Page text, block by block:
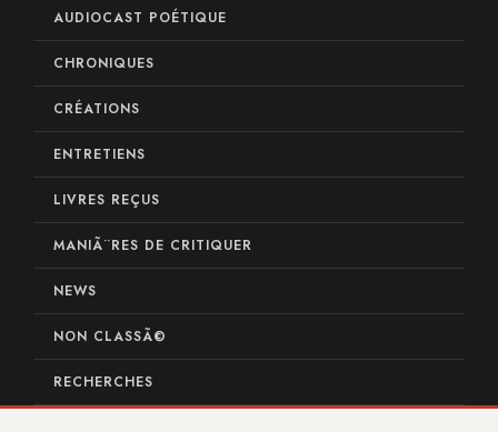
AUDIOCAST POÉTIQUE
CHRONIQUES
CRÉATIONS
ENTRETIENS
LIVRES REÇUS
MANIÃ¨RES DE CRITIQUER
NEWS
NON CLASSÃ©
RECHERCHES